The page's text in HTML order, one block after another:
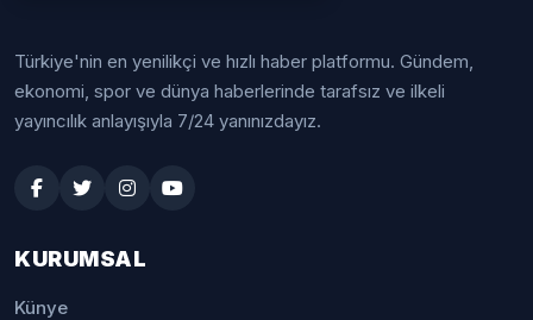
Türkiye'nin en yenilikçi ve hızlı haber platformu. Gündem,
ekonomi, spor ve dünya haberlerinde tarafsız ve ilkeli
yayıncılık anlayışıyla 7/24 yanınızdayız.
KURUMSAL
Künye